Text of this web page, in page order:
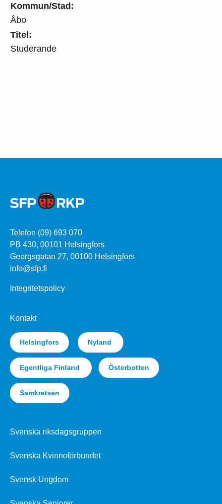
Kommun/Stad:
Åbo
Titel:
Studerande
Telefon (09) 693 070
PB 430, 00101 Helsingfors
Georgsgatan 27, 00100 Helsingfors
info@sfp.fi
Integritetspolicy
Kontakt
Helsingfors Nyland
Egentliga Finland Österbotten
Samkretsen
Svenska riksdagsgruppen
Svenska Kvinnoförbundet
Svensk Ungdom